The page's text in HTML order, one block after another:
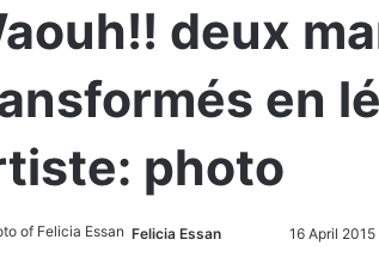
deux
en
photo
Felicia Essan 16 April 2015